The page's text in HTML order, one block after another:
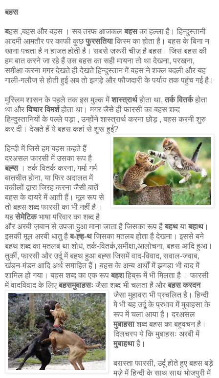
बहस
बहस ,बहस और बहस । सब तरफ आजकलबहसका हल्ला है। हिन्दुस्तानी
आदमी आमतौर पर काफी कुछफुरसतियाकिस्म का होता है। बहस के बिना न
खाना पचता है न हाजत होती है। सबसे ज़रूरी चीज़ है बहस। जिस बहस की
हम बात करने जा रहे हैं उस बहस का सही मायना तो था देखना, परखना,
समीक्षा करना मगर देखते ही देखते हिन्दुस्तान में बहस ने शक्ल बदली और यह
गाली-गलौज से होती हुई अब तो झगड़े और फौजदारी के पर्याय तक पहुंच गई है।
मुस्लिम शासन के पहले तक इस मुल्क मेंशास्त्रार्थहोता था, तर्क वितर्कहोता
था औरविचार विमर्शहोता था। मगर जैसे ही फारसी का बहस शब्द
हिन्दुस्तानियों के पल्ले पड़ा , उन्होंने शास्त्रार्थ करना छोड़ , बहस करनी शुरु
कर दी। देखते हैं ये बहस कहां से शुरू हुई?
हिन्दी में जिसे हम बहस कहते हैं
दरअसल फारसी में उसका रूप है
बह्स। तर्क वितर्क करना, गर्मा गर्म
बातचीत होना, या फिर अदालत में
वकीलों द्वारा जिरह करना जैसी बातें
बहस के दायरे में आती हैं। मूल रूप से
तो बहस शब्द फारसी का भी नहीं है ।
यहसेमेटिकभाषा परिवार का शब्द है
और अरबी ज़बान से उपजा हुआ माना जाता है जिसका रूप हैबहथयाबहाथ।
इसकी मूल अरबी धातु हैब-ह्ह-थजिसका मतलब होता है देखना। इससे बने
बहथ शब्द का मतलब था शोध, तर्क-वितर्क,समीक्षा,आलोचना, बहस आदि हुआ।
तुर्की, फारसी और उर्दू में बहथ हुआ बह्स जिसमें वाद-विवाद, सवाल-जवाब,
खंडन-मंडन आदि अर्थ समाहित हैं। बहस के अन्य अर्थों में झगड़ा भी बाद में
शामिल हो गया। बहस शब्द का एक रूपबहशहिब्रू में भी मिलता है । फारसी
में वादविवाद के लिएबहसमुबाहसः जैसा शब्द भी चलता है औरबहस करदन
जैसा मुहावरा भी प्रचलित है। हिन्दी
मे भी यह उर्दू के प्रभाव में मुबाहसा के
रूप में चला आया है। दरअसल
मुबाहसाशब्द बहस का बहुवचन है।
दिलचस्प ये कि मुबाहसः अरबी में
मुबाहथाहै।
बरास्ता फारसी, उर्दू होते हुए बहस बड़े
मज़े में हिन्दी के साथ साथ भोजपुरी में